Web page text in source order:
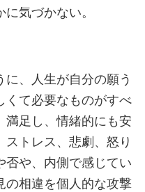
気づかない。
、人生が自分の願う
くて必要なものがすべ
満足し、情緒的にも安
トレス、悲劇、怒り
否や、内側で感じてい
の相違を個人的な攻撃